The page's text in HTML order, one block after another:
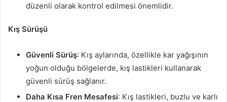
düzenli olarak kontrol edilmesi önemlidir.
Kış Sürüşü
Güvenli Sürüş: Kış aylarında, özellikle kar yağışının
yoğun olduğu bölgelerde, kış lastikleri kullanarak
güvenli sürüş sağlanır.
Daha Kısa Fren Mesafesi: Kış lastikleri, buzlu ve karlı